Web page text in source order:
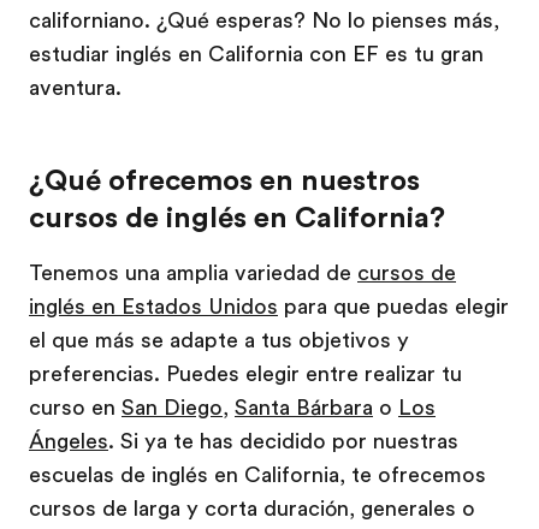
californiano. ¿Qué esperas? No lo pienses más,
estudiar inglés en California con EF es tu gran
aventura.
¿Qué ofrecemos en nuestros
cursos de inglés en California?
Tenemos una amplia variedad de cursos de
inglés en Estados Unidos para que puedas elegir
el que más se adapte a tus objetivos y
preferencias. Puedes elegir entre realizar tu
curso en San Diego, Santa Bárbara o Los
Ángeles. Si ya te has decidido por nuestras
escuelas de inglés en California, te ofrecemos
cursos de larga y corta duración, generales o